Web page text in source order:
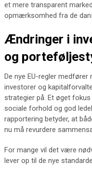
et mere transparent
opmærksomhed fra de
Ændringer i
og
De nye EU-regler
investorer og
strategier på. Et øget
sociale forhold og god
rapportering betyder, at
nu må revurdere
For mange vil det være
lever op til de nye